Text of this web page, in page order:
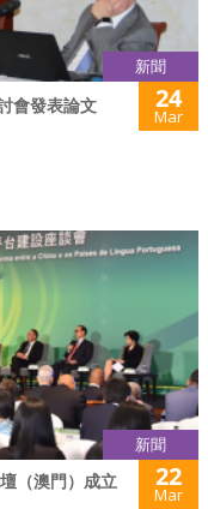
新聞
會發表論文 24
Mar
新聞
（澳門）成立
22
Mar